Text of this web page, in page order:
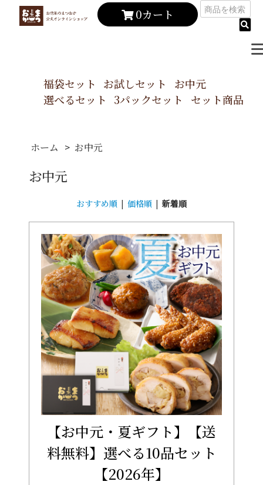
0カート
福袋セット お試しセット
お中元
選べるセット
3パックセット セット商品
ホーム > お中元
お中元
おすすめ順 | 価格順 | 新着順
【お中元・夏ギフト】【送
料無料】選べる10品セット
【2026年】